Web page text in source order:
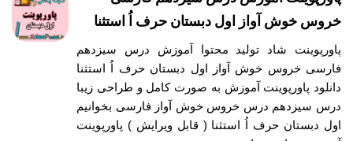
خروس خوش آواز اول دبستان حرف اُ استثنا
پاورپوینت شاد تولید محتوا آموزش درس سیزدهم
فارسی خروس خوش آواز اول دبستان حرف اُ استثنا
دانلود پاورپوینت آموزش به صورت کامل و طراحی زیبا
درس سیزدهم درس خروس خوش آواز فارسی بخوانیم
اول دبستان حرف اُ استثنا ( قابل ویرایش ) پاورپوینت